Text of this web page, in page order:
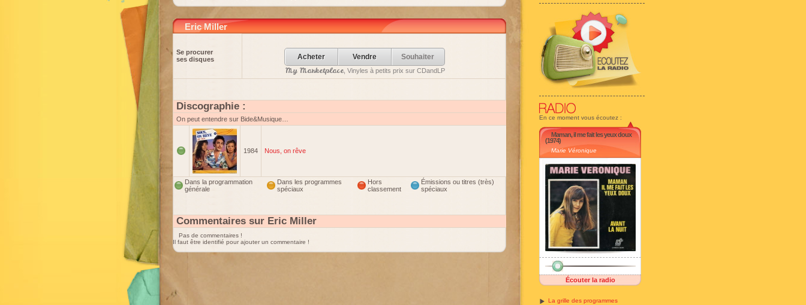
En ce moment vous écoutez :
Maman, il me fait les yeux doux
(1974)
Marie Véronique
Écouter la radio
La grille des programmes
Eric Miller
Se procurer
ses disques
Acheter Vendre Souhaiter
My Marketplace, Vinyles à petits prix sur CDandLP
Discographie :
On peut entendre sur Bide&Musique…
1984 Nous, on rêve
Dans la programmation
générale
Dans les programmes
spéciaux
Hors
classement
Émissions ou titres (très)
spéciaux
Commentaires sur Eric Miller
Pas de commentaires !
Il faut être identifié pour ajouter un commentaire !